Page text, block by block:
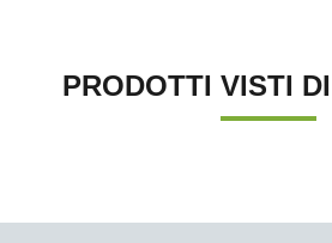
PRODOTTI VISTI